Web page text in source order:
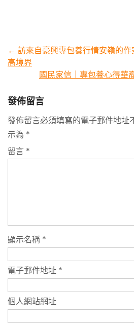
Post
navigation
← 訪來自豪興專包養行情安嶺的
高境界
國民家信｜專包養心得華
發佈留言
發佈留言必須填寫的電子郵件地址
示為 *
留言 *
顯示名稱 *
電子郵件地址 *
個人網站網址